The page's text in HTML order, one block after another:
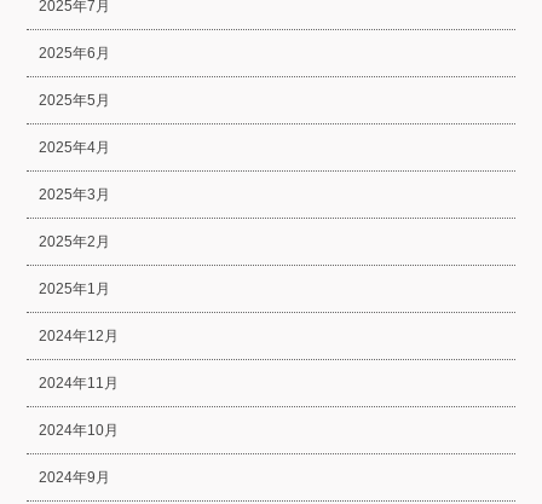
2025年7月
2025年6月
2025年5月
2025年4月
2025年3月
2025年2月
2025年1月
2024年12月
2024年11月
2024年10月
2024年9月